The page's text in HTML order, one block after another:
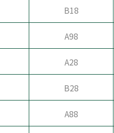
B18
A98
A28
B28
A88